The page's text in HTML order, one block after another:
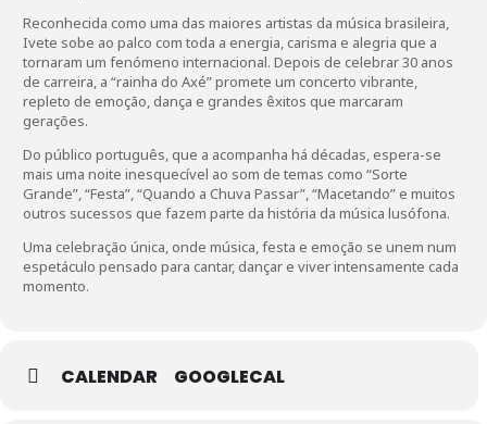
Reconhecida como uma das maiores artistas da música brasileira,
Ivete sobe ao palco com toda a energia, carisma e alegria que a
tornaram um fenómeno internacional. Depois de celebrar 30 anos
de carreira, a “rainha do Axé” promete um concerto vibrante,
repleto de emoção, dança e grandes êxitos que marcaram
gerações.
Do público português, que a acompanha há décadas, espera-se
mais uma noite inesquecível ao som de temas como “Sorte
Grande”, “Festa”, “Quando a Chuva Passar”, “Macetando” e muitos
outros sucessos que fazem parte da história da música lusófona.
Uma celebração única, onde música, festa e emoção se unem num
espetáculo pensado para cantar, dançar e viver intensamente cada
momento.
CALENDAR GOOGLECAL